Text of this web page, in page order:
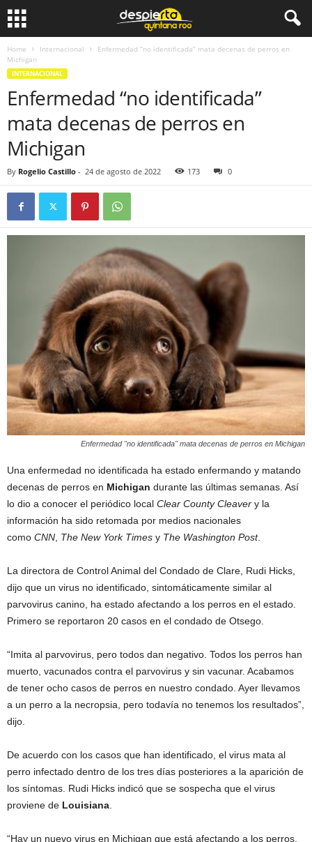
Home Internacional
Enfermedad “no identificada” mata decenas de perros en
Michigan
INTERNACIONAL
Enfermedad “no identificada”
mata decenas de perros en
Michigan
By Rogelio Castillo - 24 de agosto de 2022 173 0
Enfermedad "no identificada" mata decenas de perros en Michigan
Una enfermedad no identificada ha estado enfermando y matando
decenas de perros en Michigan durante las últimas semanas. Así
lo dio a conocer el periódico local Clear County Cleaver y la
información ha sido retomada por medios nacionales
como CNN The New York Times y The Washington Post.
La directora de Control Animal del Condado de Clare, Rudi Hicks,
dijo que un virus no identificado, sintomáticamente similar al
parvovirus canino, ha estado afectando a los perros en el estado.
Primero se reportaron 20 casos en el condado de Otsego.
“Imita al parvovirus, pero todos dan negativo. Todos los perros han
muerto, vacunados contra el parvovirus y sin vacunar. Acabamos
de tener ocho casos de perros en nuestro condado. Ayer llevamos
a un perro a la necropsia, pero todavía no tenemos los resultados”,
dijo.
De acuerdo con los casos que han identificado, el virus mata al
perro infectado dentro de los tres días posteriores a la aparición de
los síntomas. Rudi Hicks indicó que se sospecha que el virus
proviene de Louisiana
“Hay un nuevo virus en Michigan que está afectando a los perros.